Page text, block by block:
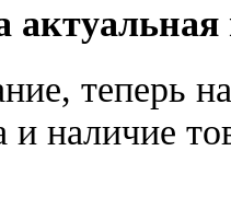
теперь
и наличие